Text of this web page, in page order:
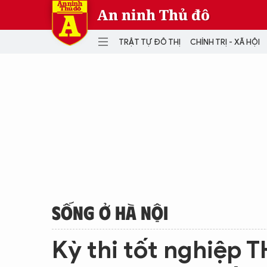
An ninh Thủ đô
TRẬT TỰ ĐÔ THỊ CHÍNH TRỊ - XÃ HỘI
SỐNG Ở HÀ NỘI
Kỳ thi tốt nghiệp